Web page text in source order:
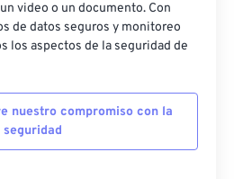
video o un documento. Con
de datos seguros y monitoreo
los aspectos de la seguridad de
nuestro compromiso con la
seguridad